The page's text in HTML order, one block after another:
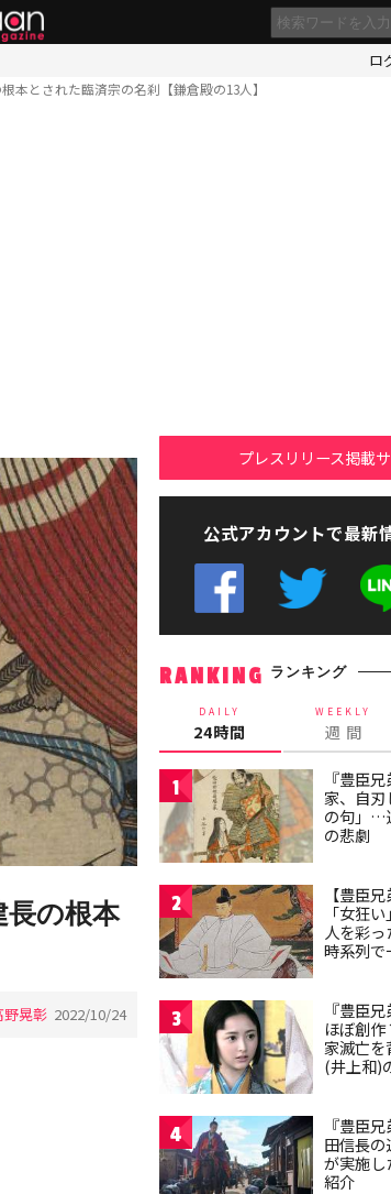
ロ
本とされた臨済宗の名刹【鎌倉殿の13人】
長の根本
野晃彰 2022/10/24
プレスリリース掲載
公式アカウントで最新
RANKING ランキング
DAILY
24時間
WEEKLY
週 間
1
『豊臣
家、自
の句」…
の悲劇
2
【豊臣
「女狂
人を彩
時系列で
3
『豊臣
ほぼ創
家滅亡を
(井上和)
4
『豊臣
田信長
が実施し
紹介